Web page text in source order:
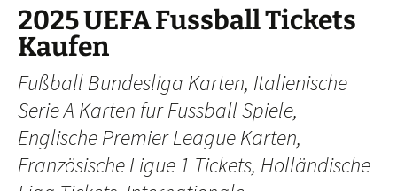
Skip
content
2025 UEFA Fussball Tickets
Kaufen
Fußball Bundesliga Karten, Italienische
Serie A Karten fur Fussball Spiele,
Englische Premier League Karten,
Französische Ligue 1 Tickets, Holländische